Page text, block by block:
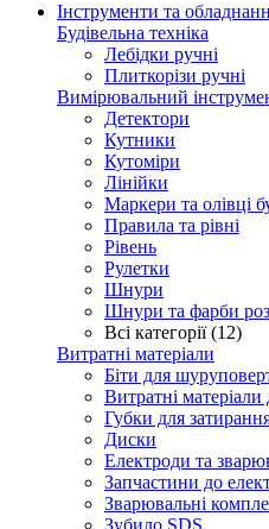
Інструменти та
Будівельна техніка
Лебідки ручні
Плиткорізи ручні
Вимірювальний
Детектори
Кутники
Кутоміри
Лінійки
Маркери та олівці
Правила та рівні
Рівень
Рулетки
Шнури
Шнури та фарби
Всі категорії (12)
Витратні матеріали
Біти для
Витратні
Губки для
Диски
Електроди та
Запчастини до
Зварювальні
Зубило SDS